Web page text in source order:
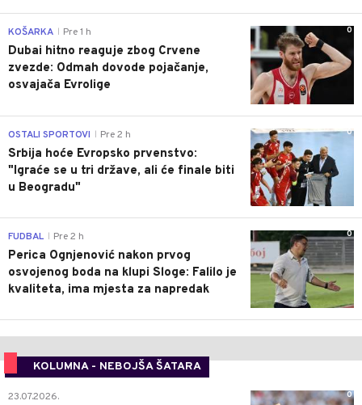
0
KOŠARKA Pre 1 h
Dubai hitno reaguje zbog Crvene
zvezde: Odmah dovode pojačanje,
osvajača Evrolige
0
OSTALI SPORTOVI Pre 2 h
Srbija hoće Evropsko prvenstvo:
"Igraće se u tri države, ali će finale biti
u Beogradu"
0
FUDBAL Pre 2 h
Perica Ognjenović nakon prvog
osvojenog boda na klupi Sloge: Falilo je
kvaliteta, ima mjesta za napredak
KOLUMNA - NEBOJŠA ŠATARA
0
23.07.2026.